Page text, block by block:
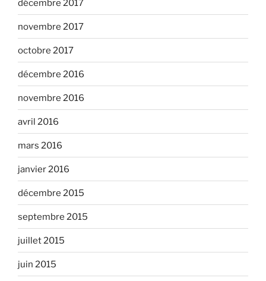
décembre 2017
novembre 2017
octobre 2017
décembre 2016
novembre 2016
avril 2016
mars 2016
janvier 2016
décembre 2015
septembre 2015
juillet 2015
juin 2015